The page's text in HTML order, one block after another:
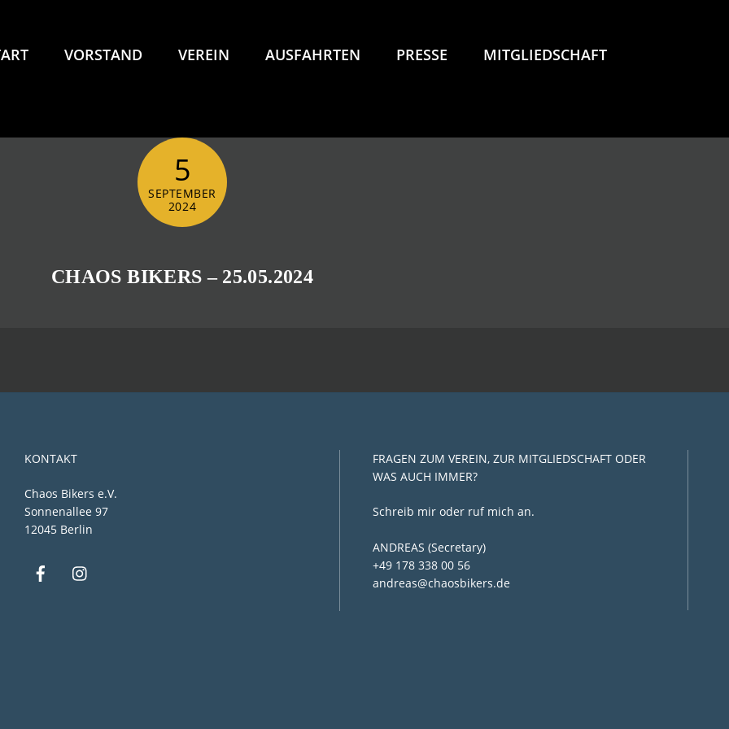
VORSTAND VEREIN AUSFAHRTEN PRESSE MITGLIEDSCHAFT
5
SEPTEMBER
2024
CHAOS BIKERS – 25.05.2024
KONTAKT
Chaos Bikers e.V.
Sonnenallee 97
12045 Berlin
FRAGEN ZUM VEREIN, ZUR MITGLIEDSCHAFT ODER
WAS AUCH IMMER?
Schreib mir oder ruf mich an.
ANDREAS (Secretary)
+49 178 338 00 56
andreas@chaosbikers.de